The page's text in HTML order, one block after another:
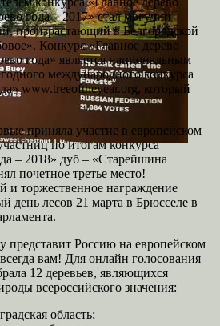
года – 2017» стал могучий
произрастающий в Белгородской
Конкурс «Главное дерево
года» является национальным
международного конкурса
www.treeoftheyear.org, который
приняла участие в европейском
по итогам конкурса
– 2018» дуб – «Старейшина
почетное третье место!
и торжественное награждение
день лесов 21 марта в Брюсселе в
представит Россию на европейском
вам! Для онлайн голосования
12 деревьев, являющихся
всероссийского значения:
область;